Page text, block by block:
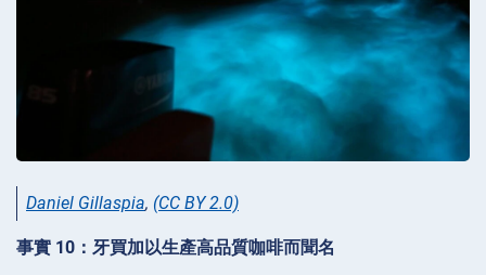
Daniel Gillaspia, (CC BY 2.0)
事實 10：牙買加以生產高品質咖啡而聞名